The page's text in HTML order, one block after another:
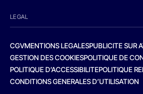
LEGAL
CGVMENTIONS LEGALESPUBLICITE SUR
GESTION DES COOKIESPOLITIQUE DE
POLITIQUE D’ACCESSIBILITEPOLITIQUE
CONDITIONS GENERALES D’UTILISATION